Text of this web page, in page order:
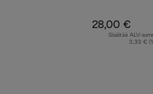
28,00 €
Sisältää ALV-
3,33 €